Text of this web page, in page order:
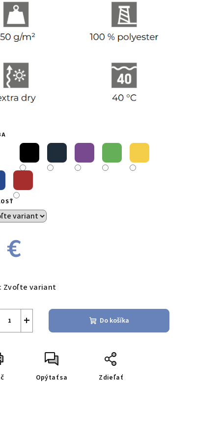
€
Zvoľte variant
+ Do košíka
Opýtať sa Zdieľať